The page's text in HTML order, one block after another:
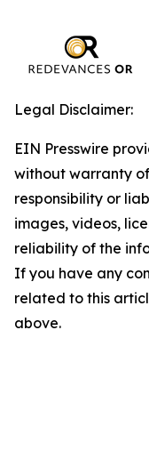
Legal Disclaimer:
EIN Presswire
without warranty
responsibility or
images, videos,
reliability of the
If you have any
related to this
above.